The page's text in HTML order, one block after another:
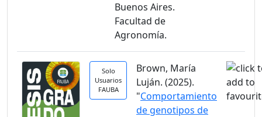
Buenos Aires.
Facultad de
Agronomía.
Solo
Usuarios
FAUBA
Brown, María
Luján. (2025).
"Comportamiento
de genotipos de